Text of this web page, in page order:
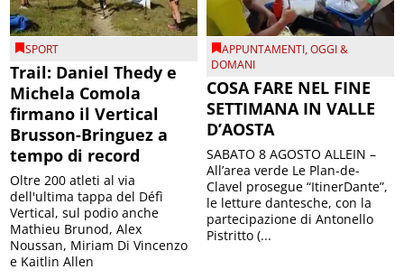
SPORT
Trail: Daniel Thedy e
Michela Comola
firmano il Vertical
Brusson-Bringuez a
tempo di record
Oltre 200 atleti al via
dell'ultima tappa del Défì
Vertical, sul podio anche
Mathieu Brunod, Alex
Noussan, Miriam Di Vincenzo
e Kaitlin Allen
APPUNTAMENTI,OGGI &
DOMANI
COSA FARE NEL FINE
SETTIMANA IN VALLE
D’AOSTA
SABATO 8 AGOSTO ALLEIN –
All’area verde Le Plan-de-
Clavel prosegue “ItinerDante”,
le letture dantesche, con la
partecipazione di Antonello
Pistritto (...